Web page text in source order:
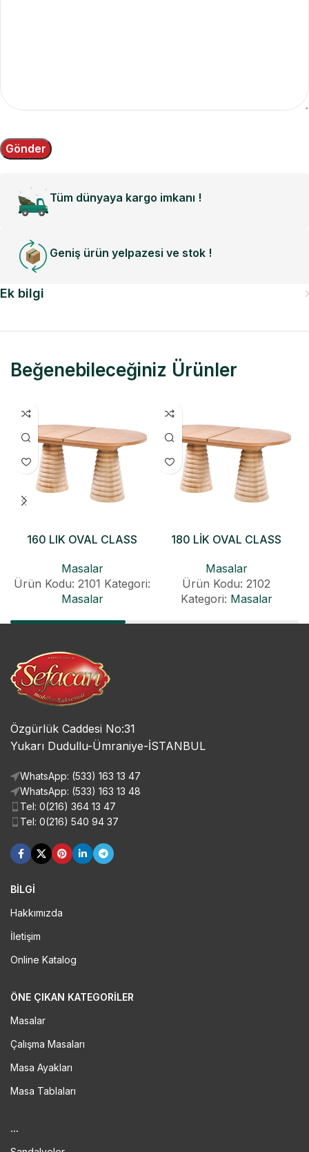
Tüm dünyaya kargo imkanı !
Geniş ürün yelpazesi ve stok !
Ek bilgi
Beğenebileceğiniz Ürünler
160 LIK OVAL CLASS
Masalar
Ürün Kodu: 2101 Kategori:
Masalar
180 LİK OVAL CLASS
Masalar
Ürün Kodu: 2102
Kategori: Masalar
Özgürlük Caddesi No:31
Yukarı Dudullu-Ümraniye-İSTANBUL
WhatsApp: (533) 163 13 47
WhatsApp: (533) 163 13 48
Tel: 0(216) 364 13 47
Tel: 0(216) 540 94 37
BİLGİ
Hakkımızda
İletişim
Online Katalog
ÖNE ÇIKAN KATEGORILER
Masalar
Çalışma Masaları
Masa Ayakları
Masa Tablaları
...